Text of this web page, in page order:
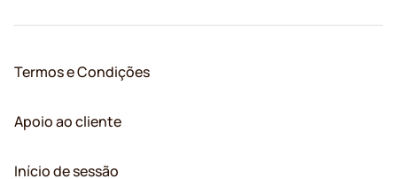
Termos e Condições
Apoio ao cliente
Início de sessão